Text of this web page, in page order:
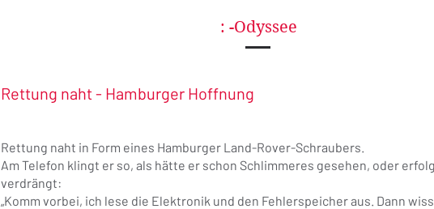
: -Odyssee
Rettung naht - Hamburger Hoffnung
Rettung naht in Form eines Hamburger Land-Rover-Schraubers.
Am Telefon klingt er so, als hätte er schon Schlimmeres gesehen, oder
verdrängt:
„Komm vorbei, ich lese die Elektronik und den Fehlerspeicher aus. Dann